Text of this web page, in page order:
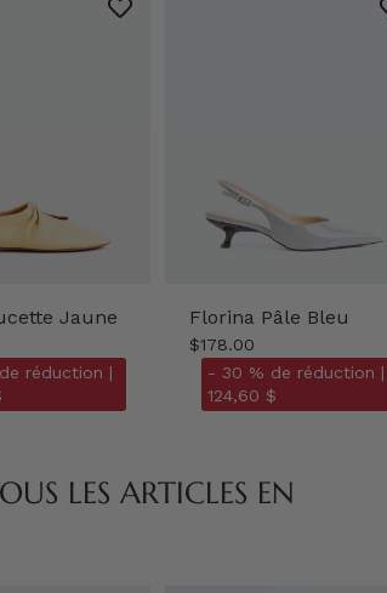
Jaune
réduction |
Florina Pâle Bleu
$178.00
- 30 % de réduction |
124,60 $
LES ARTICLES EN